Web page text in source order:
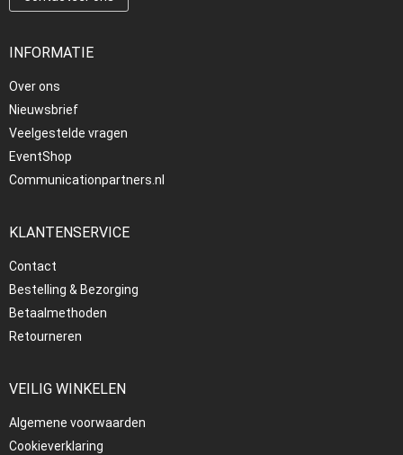
INFORMATIE
Over ons
Nieuwsbrief
Veelgestelde vragen
EventShop
Communicationpartners.nl
KLANTENSERVICE
Contact
Bestelling & Bezorging
Betaalmethoden
Retourneren
VEILIG WINKELEN
Algemene voorwaarden
Cookieverklaring